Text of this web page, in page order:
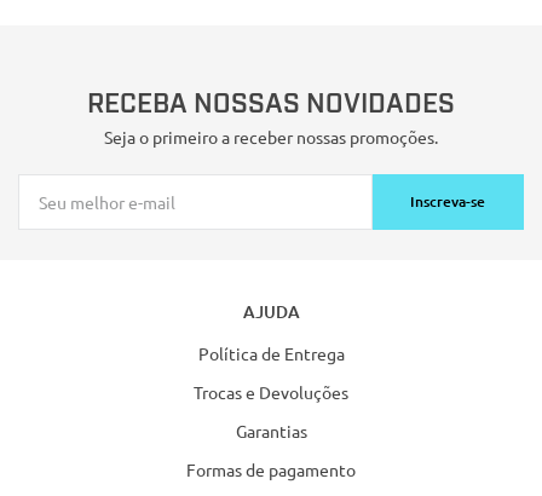
RECEBA NOSSAS NOVIDADES
Seja o primeiro a receber nossas promoções.
Inscreva-se
AJUDA
Política de Entrega
Trocas e Devoluções
Garantias
Formas de pagamento